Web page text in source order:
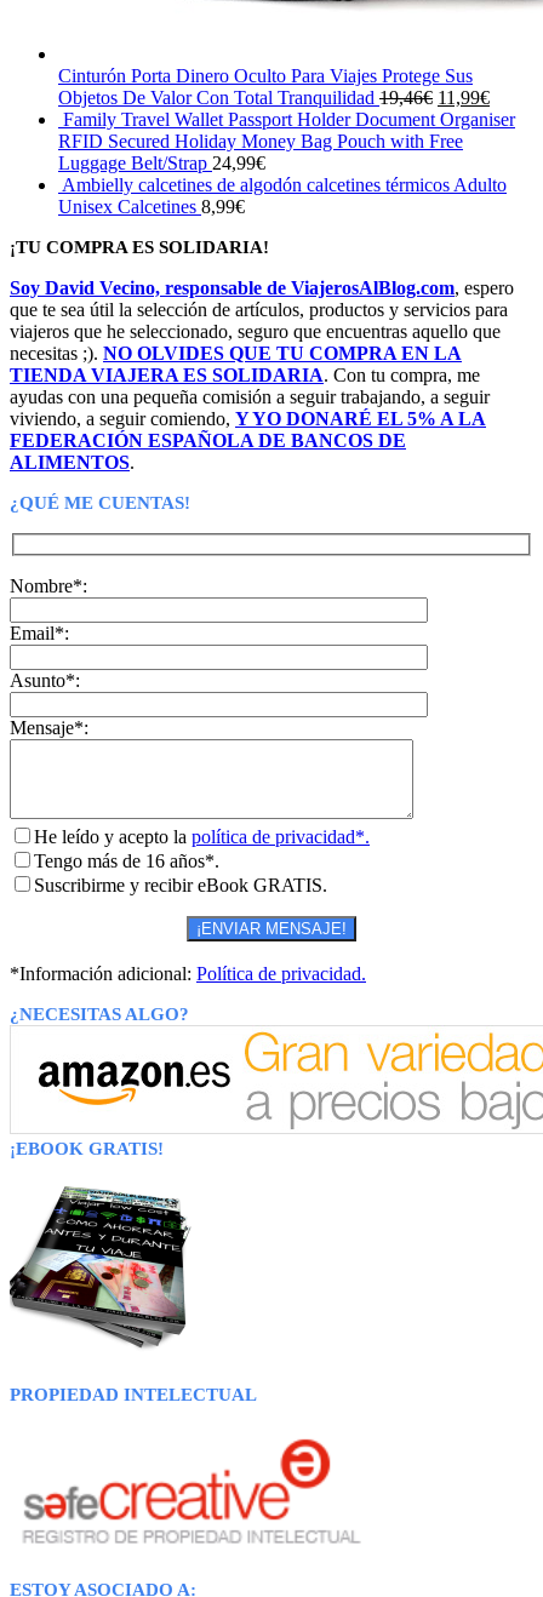
Cinturón Porta Dinero Oculto Para Viajes Protege Sus
Objetos De Valor Con Total Tranquilidad 19,46€ El
precio
original
19,46€.
11,99€El
precio
Family Travel Wallet Passport Holder Document Organiser
RFID Secured Holiday Money Bag Pouch with Free
Luggage Belt/Strap 24,99€
Ambielly calcetines de algodón calcetines térmicos Adulto
Unisex Calcetines 8,99€
¡TU COMPRA ES SOLIDARIA!
Soy David Vecino, responsable de ViajerosAlBlog.com, espero
que te sea útil la selección de artículos, productos y servicios para
viajeros que he seleccionado, seguro que encuentras aquello que
necesitas ;). NO OLVIDES QUE TU COMPRA EN LA
TIENDA VIAJERA ES SOLIDARIA. Con tu compra, me
ayudas con una pequeña comisión a seguir trabajando, a seguir
viviendo, a seguir comiendo, Y YO DONARÉ EL 5% A LA
FEDERACIÓN ESPAÑOLA DE BANCOS DE
ALIMENTOS.
¿QUÉ ME CUENTAS!
Nombre*:
Email*:
Asunto*:
Mensaje*:
He leído y acepto la política de privacidad*.
Tengo más de 16 años*.
Suscribirme y recibir eBook GRATIS.
*Información adicional: Política de privacidad.
¿NECESITAS ALGO?
¡EBOOK GRATIS!
PROPIEDAD INTELECTUAL
ESTOY ASOCIADO A: